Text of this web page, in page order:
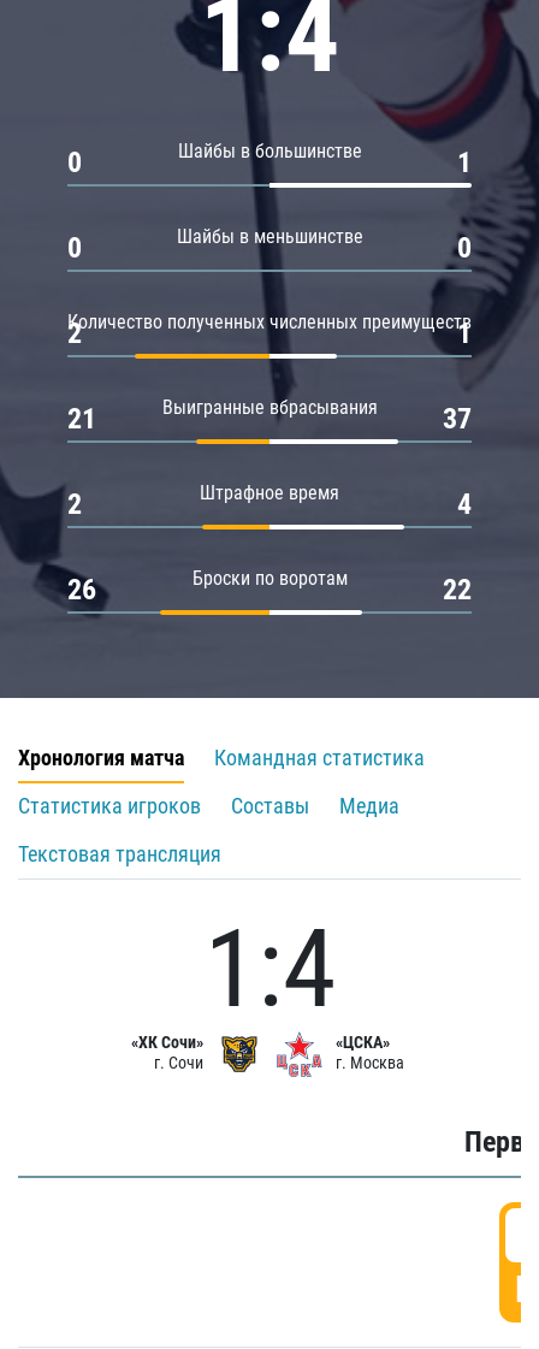
1:4
Шайбы в большинстве
0 1
Шайбы в меньшинстве
0 0
Количество полученных численных преимуществ
2 1
Выигранные вбрасывания
21 37
Штрафное время
2 4
Броски по воротам
26 22
Хронология матча
Командная статистика
Статистика игроков
Составы
Медиа
Текстовая трансляция
«ХК Сочи»
г. Сочи
1:4
«ЦСКА»
г. Москва